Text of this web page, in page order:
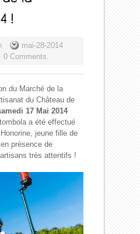
mai-28-2014
0 Comments.
du Marché de la
du Château de
17 Mai 2014
a été effectué
jeune fille de
présence de
très attentifs !